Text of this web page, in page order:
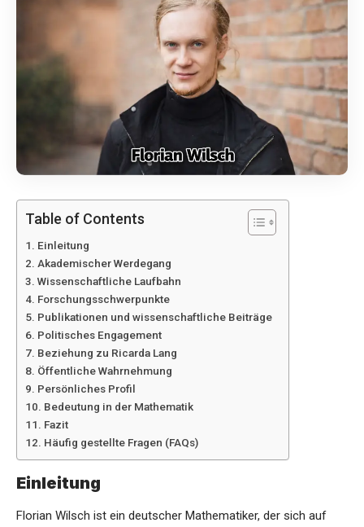
Table of Contents
Einleitung
Akademischer Werdegang
Wissenschaftliche Laufbahn
Forschungsschwerpunkte
Publikationen und wissenschaftliche Beiträge
Politisches Engagement
Beziehung zu Ricarda Lang
Öffentliche Wahrnehmung
Persönliches Profil
Bedeutung in der Mathematik
Fazit
Häufig gestellte Fragen (FAQs)
Einleitung
Florian Wilsch ist ein deutscher Mathematiker, der sich auf